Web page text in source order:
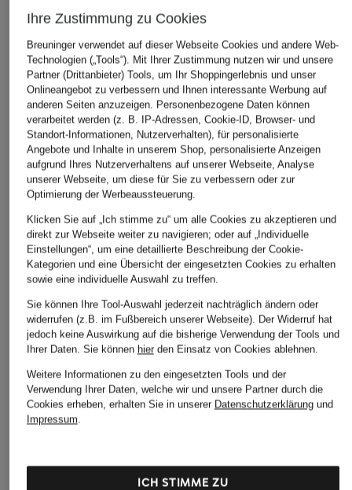
BOGNER
Piqué-Poloshirt MALIKA
95,99 €
Bestpreis:120 €
mey
Top Serie SIMPLY
BETTER INVISIBLES
29,99 €
Kiehl's
ULTRA
Daily UV-
ab 49 €
ÄHNLICHE ARTIKEL ENTDECKEN
Ihre Zustimmung zu Cookies
Breuninger verwendet auf dieser Webseite Cookies und andere Web-
Technologien („Tools“). Mit Ihrer Zustimmung nutzen wir und unsere
Partner (Drittanbieter) Tools, um Ihr Shoppingerlebnis und unser
Onlineangebot zu verbessern und Ihnen interessante Werbung auf
anderen Seiten anzuzeigen. Personenbezogene Daten können
verarbeitet werden (z. B. IP-Adressen, Cookie-ID, Browser- und
Standort-Informationen, Nutzerverhalten), für personalisierte
Angebote und Inhalte in unserem Shop, personalisierte Anzeigen
aufgrund Ihres Nutzerverhaltens auf unserer Webseite, Analyse
unserer Webseite, um diese für Sie zu verbessern oder zur
Optimierung der Werbeaussteuerung.
Klicken Sie auf „Ich stimme zu“ um alle Cookies zu akzeptieren und
direkt zur Webseite weiter zu navigieren; oder auf „Individuelle
Einstellungen“, um eine detaillierte Beschreibung der Cookie-
Kategorien und eine Übersicht der eingesetzten Cookies zu erhalten
sowie eine individuelle Auswahl zu treffen.
Sie können Ihre Tool-Auswahl jederzeit nachträglich ändern oder
widerrufen (z.B. im Fußbereich unserer Webseite). Der Widerruf hat
jedoch keine Auswirkung auf die bisherige Verwendung der Tools und
Ihrer Daten. Sie können hierden Einsatz von Cookies ablehnen.
Weitere Informationen zu den eingesetzten Tools und der
Verwendung Ihrer Daten, welche wir und unsere Partner durch die
Cookies erheben, erhalten Sie in unserer Datenschutzerklärungund
Impressum.
ICH STIMME ZU